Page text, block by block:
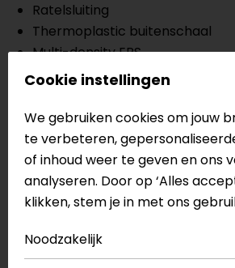
Ratelsluiting
Thermoplastic buitenschaal
Multi-density EPS
Versterkte kinband
Ventilatiesysteem
Universeel voorbereid voor
Pinlock voorbereid
Comfortabele binnenvoering
Uitneembare en wasbare
ECE 22.06
Heb je meer informatie nodig
Cookie instellingen
We gebruiken cookies om jouw
te verbeteren,
of inhoud weer te geven en ons
analyseren. Door op ‘Alles
klikken, stem je in met ons
Noodzakelijk